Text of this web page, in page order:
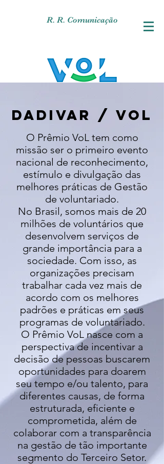
R. R. Comunicação
DADIVAR / VOL
O Prêmio VoL tem como
missão ser o primeiro evento
nacional de reconhecimento,
estímulo e divulgação das
melhores práticas de Gestão
de voluntariado.
No Brasil, somos mais de 20
milhões de voluntários que
desenvolvem serviços de
grande importância para a
sociedade. Com isso, as
organizações precisam
trabalhar cada vez mais de
acordo com os melhores
padrões e práticas em seus
programas de voluntariado.
O Prêmio VoL nasce com a
perspectiva de incentivar a
decisão de pessoas buscarem
oportunidades para doarem
seu tempo e/ou talento, para
diferentes causas, de forma
estruturada, eficiente e
comprometida, além de
colaborar com a transparência
na gestão de tão importante
segmento do Terceiro Setor.